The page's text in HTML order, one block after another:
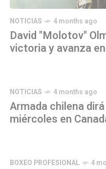
NOTICIAS 4 months ago
David "Molotov"
victoria y avanza
NOTICIAS 4 months ago
Armada chilena
miércoles en
BOXEO PROFESIONAL 4